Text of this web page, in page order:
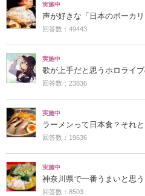
実施中
声が好きな「日本のボーカ
回答数：49443
実施中
歌が上手だと思うホロライ
回答数：23836
実施中
ラーメンって日本食？それ
回答数：19636
実施中
神奈川県で一番うまいと思
回答数：8503